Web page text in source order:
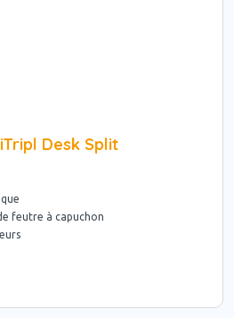
Desk Split
feutre à capuchon